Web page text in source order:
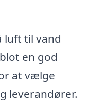
luft til vand
en god
at vælge
leverandører.